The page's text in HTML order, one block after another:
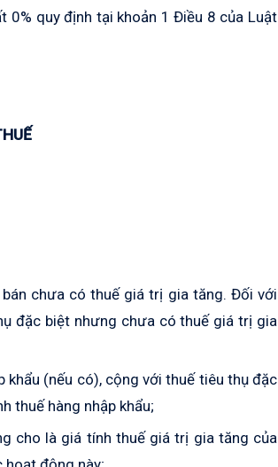
quy định tại khoản 1 Điều 8 của Luật
chưa có thuế giá trị gia tăng. Đối với
đặc biệt nhưng chưa có thuế giá trị gia
khẩu (nếu có), cộng với thuế tiêu thụ đặc
thuế hàng nhập khẩu;
cho là giá tính thuế giá trị gia tăng của